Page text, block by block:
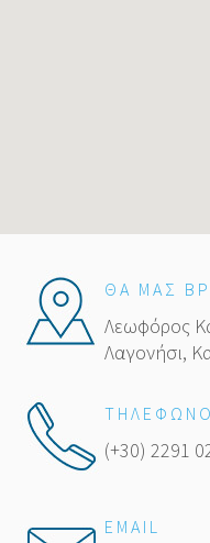
ΘΑ ΜΑΣ
Λεωφόρος
Λαγονήσι,
ΤΗΛΕΦΩΝΟ
(+30) 2291
EMAIL